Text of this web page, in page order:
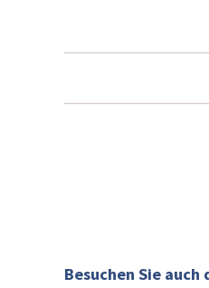
Besuchen Sie